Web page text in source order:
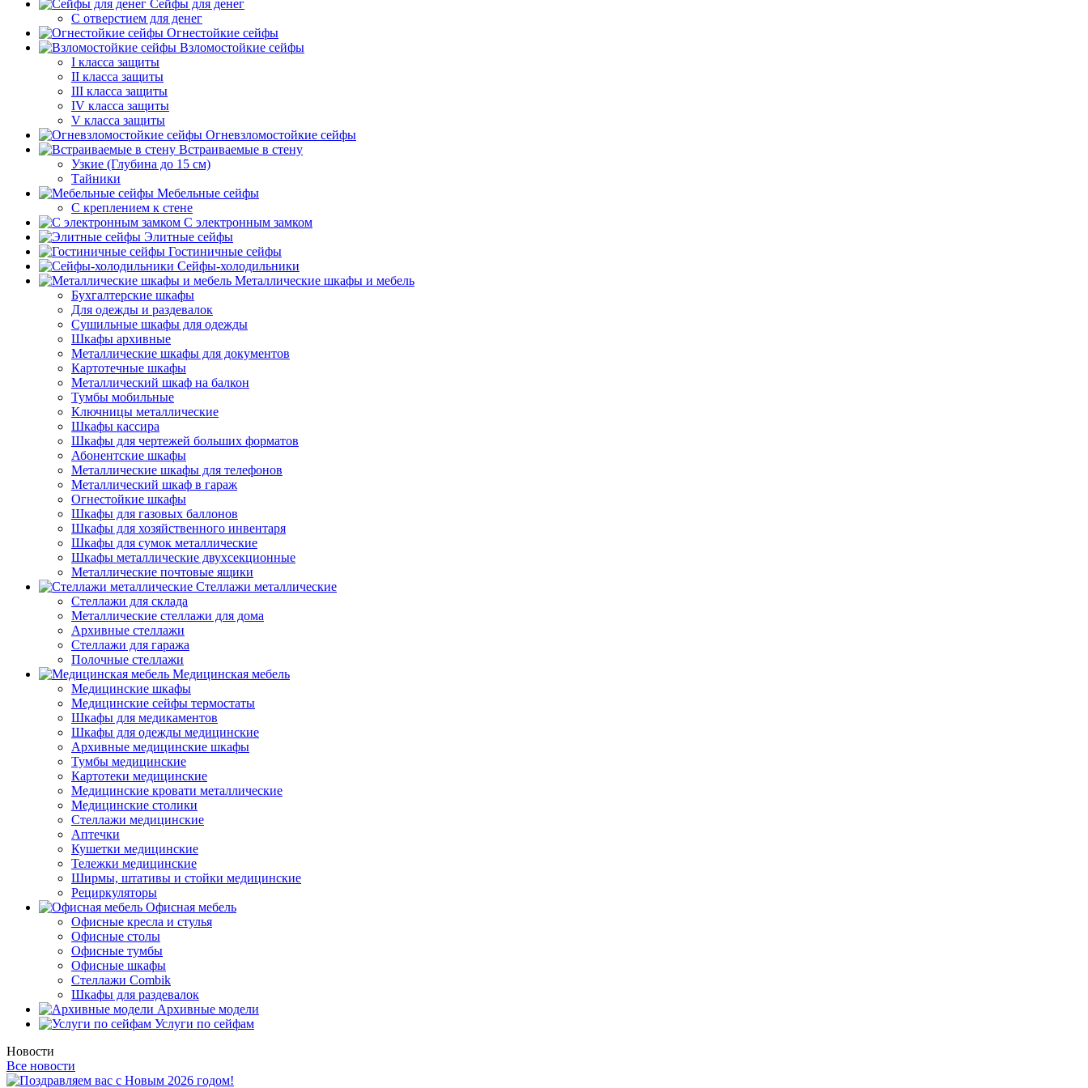
Сейфы для денег
С отверстием для денег
Огнестойкие сейфы
Взломостойкие сейфы
I класса защиты
II класса защиты
III класса защиты
IV класса защиты
V класса защиты
Огневзломостойкие сейфы
Встраиваемые в стену
Узкие (Глубина до 15 см)
Тайники
Мебельные сейфы
С креплением к стене
С электронным замком
Элитные сейфы
Гостиничные сейфы
Сейфы-холодильники
Металлические шкафы и мебель
Бухгалтерские шкафы
Для одежды и раздевалок
Сушильные шкафы для одежды
Шкафы архивные
Металлические шкафы для документов
Картотечные шкафы
Металлический шкаф на балкон
Тумбы мобильные
Ключницы металлические
Шкафы кассира
Шкафы для чертежей больших форматов
Абонентские шкафы
Металлические шкафы для телефонов
Металлический шкаф в гараж
Огнестойкие шкафы
Шкафы для газовых баллонов
Шкафы для хозяйственного инвентаря
Шкафы для сумок металлические
Шкафы металлические двухсекционные
Металлические почтовые ящики
Стеллажи металлические
Стеллажи для склада
Металлические стеллажи для дома
Архивные стеллажи
Стеллажи для гаража
Полочные стеллажи
Медицинская мебель
Медицинские шкафы
Медицинские сейфы термостаты
Шкафы для медикаментов
Шкафы для одежды медицинские
Архивные медицинские шкафы
Тумбы медицинские
Картотеки медицинские
Медицинские кровати металлические
Медицинские столики
Стеллажи медицинские
Аптечки
Кушетки медицинские
Тележки медицинские
Ширмы, штативы и стойки медицинские
Рециркуляторы
Офисная мебель
Офисные кресла и стулья
Офисные столы
Офисные тумбы
Офисные шкафы
Стеллажи Combik
Шкафы для раздевалок
Архивные модели
Услуги по сейфам
Новости
Все новости